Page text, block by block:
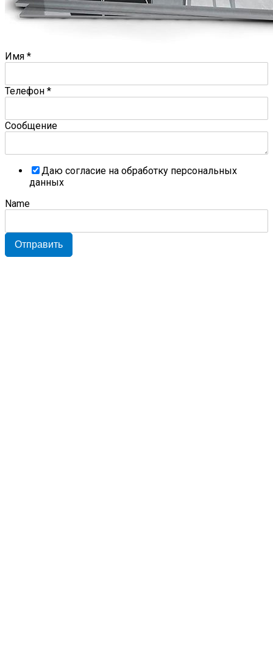
Имя *
Телефон *
Сообщение
Даю согласие на обработку персональных
данных
Name
Отправить